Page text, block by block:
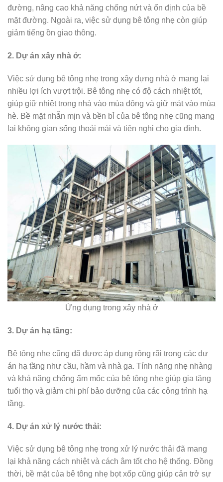
đường, nâng cao khả năng chống nứt và ổn định của bề
mặt đường. Ngoài ra, việc sử dụng bê tông nhẹ còn giúp
giảm tiếng ồn giao thông.
2. Dự án xây nhà ở:
Việc sử dụng bê tông nhẹ trong xây dựng nhà ở mang lại
nhiều lợi ích vượt trội. Bê tông nhẹ có độ cách nhiệt tốt,
giúp giữ nhiệt trong nhà vào mùa đông và giữ mát vào mùa
hè. Bề mặt nhẵn mịn và bền bỉ của bê tông nhẹ cũng mang
lại không gian sống thoải mái và tiện nghi cho gia đình.
Ứng dụng trong xây nhà ở
3. Dự án hạ tầng:
Bê tông nhẹ cũng đã được áp dụng rộng rãi trong các dự
án hạ tầng như cầu, hầm và nhà ga. Tính năng nhẹ nhàng
và khả năng chống ẩm mốc của bê tông nhẹ giúp gia tăng
tuổi thọ và giảm chi phí bảo dưỡng của các công trình hạ
tầng.
4. Dự án xử lý nước thải:
Việc sử dụng bê tông nhẹ trong xử lý nước thải đã mang
lại khả năng cách nhiệt và cách âm tốt cho hệ thống. Đồng
thời, bề mặt của bê tông nhẹ bọt xốp cũng giúp cản trở sự